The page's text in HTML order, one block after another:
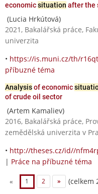
economicsituation after the
(Lucia Hrkútová)
2021, Bakalářská práce,
univerzita
• https://is.muni.cz/th/
příbuzné téma
Analysisof economic
of crude oil sector
(Artem Kamaliev)
2016, Bakalářská práce,
zemědělská univerzita v
• http://theses.cz/id//
| Práce na příbuzné téma
« 1 2 » (celkem